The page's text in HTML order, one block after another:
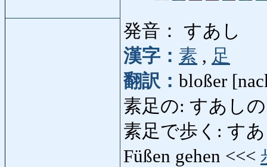
発音： すあし
漢字： 素 , 足
翻訳： bloßer
素足の: すあし
素足で歩く: すあ
Füßen gehen <<<